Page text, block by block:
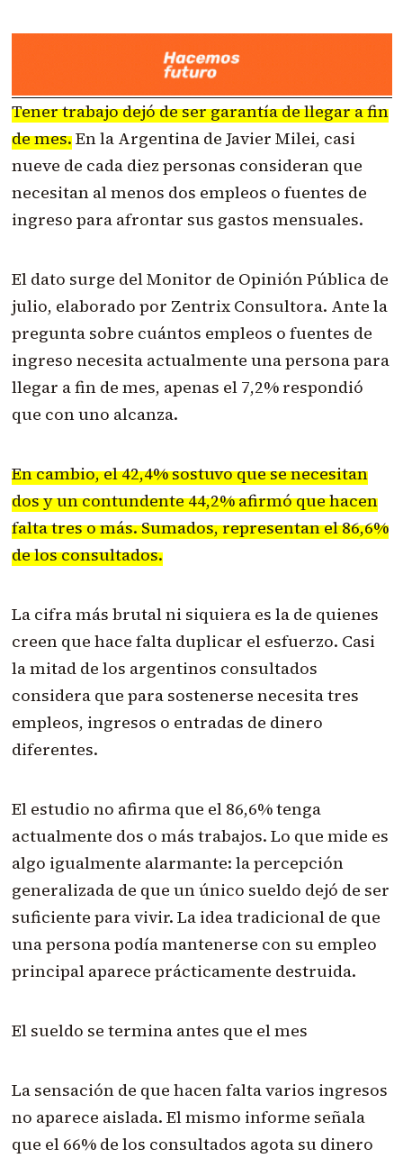
Tener trabajo dejó de ser garantía de llegar a fin
de mes.En la Argentina de Javier Milei, casi
nueve de cada diez personas consideran que
necesitan al menos dos empleos o fuentes de
ingreso para afrontar sus gastos mensuales.
El dato surge del Monitor de Opinión Pública de
julio, elaborado por Zentrix Consultora. Ante la
pregunta sobre cuántos empleos o fuentes de
ingreso necesita actualmente una persona para
llegar a fin de mes, apenas el 7,2% respondió
que con uno alcanza.
En cambio, el 42,4% sostuvo que se necesitan
dos y un contundente 44,2% afirmó que hacen
falta tres o más. Sumados, representan el 86,6%
de los consultados.
La cifra más brutal ni siquiera es la de quienes
creen que hace falta duplicar el esfuerzo. Casi
la mitad de los argentinos consultados
considera que para sostenerse necesita tres
empleos, ingresos o entradas de dinero
diferentes.
El estudio no afirma que el 86,6% tenga
actualmente dos o más trabajos. Lo que mide es
algo igualmente alarmante: la percepción
generalizada de que un único sueldo dejó de ser
suficiente para vivir. La idea tradicional de que
una persona podía mantenerse con su empleo
principal aparece prácticamente destruida.
El sueldo se termina antes que el mes
La sensación de que hacen falta varios ingresos
no aparece aislada. El mismo informe señala
que el 66% de los consultados agota su dinero